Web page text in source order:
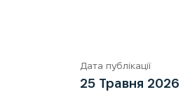
Дата публікації
25 Травня 2026